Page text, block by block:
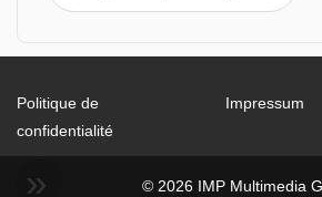
Politique de
confidentialité
Impressum
© 2026 IMP Multimedia